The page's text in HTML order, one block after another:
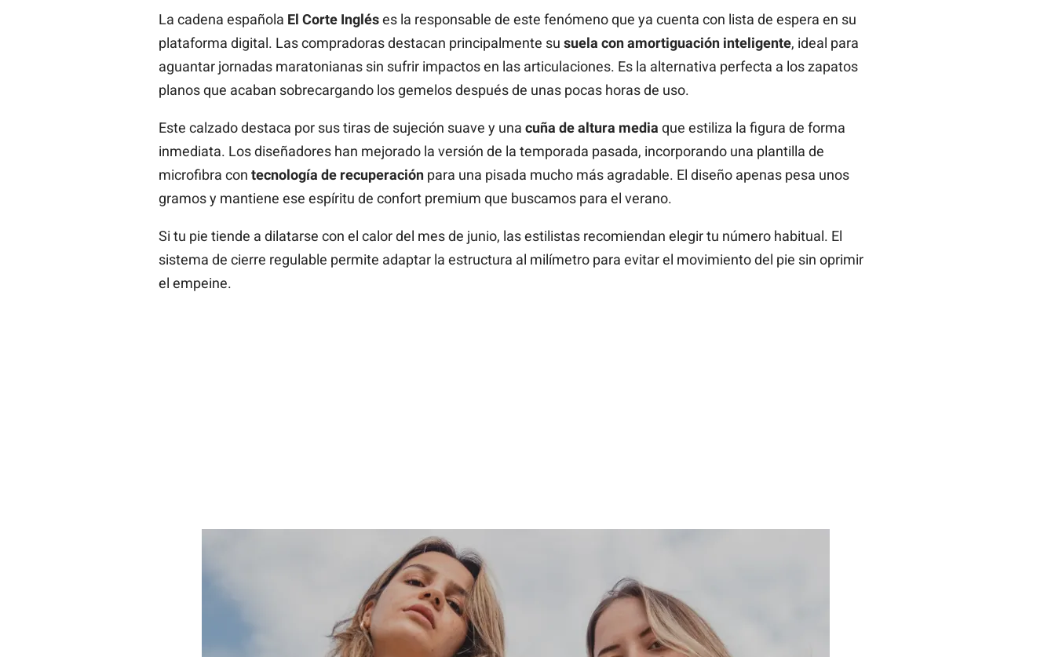
La cadena española El Corte Ingléses la responsable de este fenómeno que ya cuenta con lista de espera en su
plataforma digital. Las compradoras destacan principalmente su suela con amortiguación inteligente, ideal para
aguantar jornadas maratonianas sin sufrir impactos en las articulaciones. Es la alternativa perfecta a los zapatos
planos que acaban sobrecargando los gemelos después de unas pocas horas de uso.
Este calzado destaca por sus tiras de sujeción suave y una cuña de altura media que estiliza la figura de forma
inmediata. Los diseñadores han mejorado la versión de la temporada pasada, incorporando una plantilla de
microfibra con tecnología de recuperaciónpara una pisada mucho más agradable. El diseño apenas pesa unos
gramos y mantiene ese espíritu de confort premium que buscamos para el verano.
Si tu pie tiende a dilatarse con el calor del mes de junio, las estilistas recomiendan elegir tu número habitual. El
sistema de cierre regulable permite adaptar la estructura al milímetro para evitar el movimiento del pie sin oprimir
el empeine.